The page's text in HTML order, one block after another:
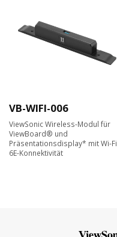
VB-WIFI-006
ViewSonic Wireless-Modul für
ViewBoard® und
Präsentationsdisplay* mit Wi-Fi
6E-Konnektivität